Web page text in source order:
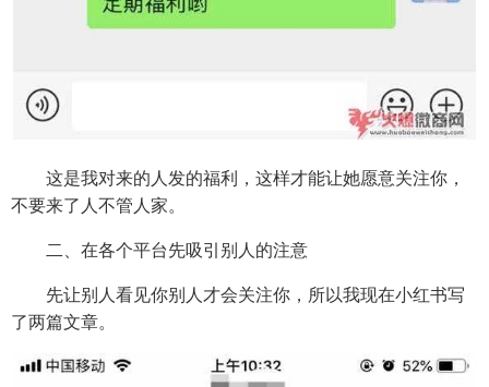
这是我对来的人发的福利，这样才能让她愿意关注你，
不要来了人不管人家。
二、在各个平台先吸引别人的注意
先让别人看见你别人才会关注你，所以我现在小红书写
了两篇文章。